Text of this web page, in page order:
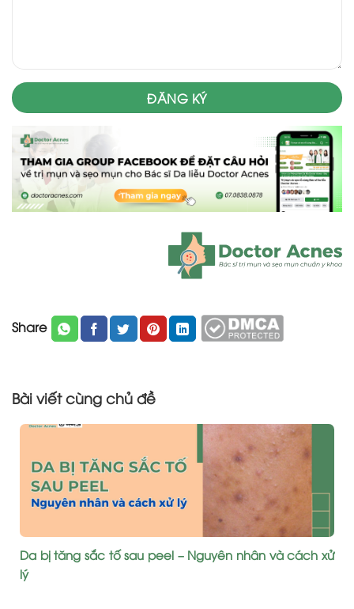
Share
Bài viết cùng chủ đề
Da bị tăng sắc tố sau peel – Nguyên nhân và cách xử
lý